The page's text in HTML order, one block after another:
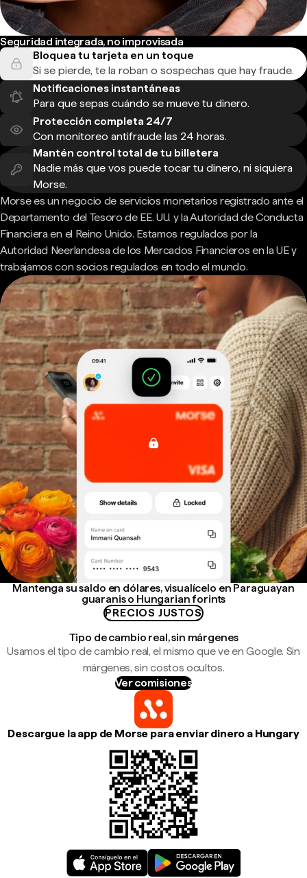
Seguridad integrada, no improvisada
Bloquea tu tarjeta en un toque
Si se pierde, te la roban o sospechas que hay fraude.
Notificaciones instantáneas
Para que sepas cuándo se mueve tu dinero.
Protección completa 24/7
Con monitoreo antifraude las 24 horas.
Mantén control total de tu billetera
Nadie más que vos puede tocar tu dinero, ni siquiera
Morse.
Morse es un negocio de servicios monetarios registrado ante el
Departamento del Tesoro de EE. UU. y la Autoridad de Conducta
Financiera en el Reino Unido. Estamos regulados por la
Autoridad Neerlandesa de los Mercados Financieros en la UE y
trabajamos con socios regulados en todo el mundo.
Mantenga su saldo en dólares, visualícelo en Paraguayan
guaranis o Hungarian forints
PRECIOS JUSTOS
Tipo de cambio real, sin márgenes
Usamos el tipo de cambio real, el mismo que ve en Google. Sin
márgenes, sin costos ocultos.
Ver comisiones
Descargue la app de Morse para enviar dinero a Hungary